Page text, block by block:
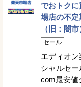
でおトク
場店の不
（旧：闇市
セール
エディオ
シャルセ
com最安値